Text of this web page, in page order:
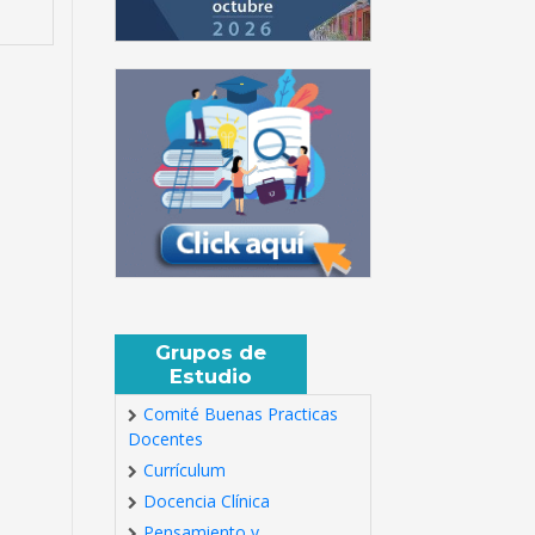
Grupos de
Estudio
Comité Buenas Practicas
Docentes
Currículum
Docencia Clínica